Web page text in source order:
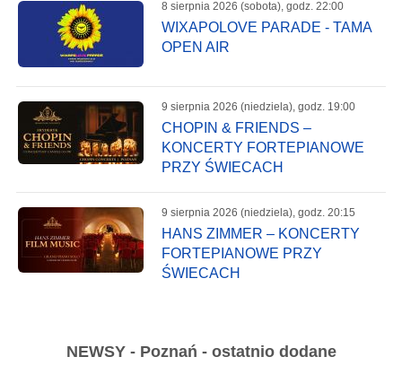
8 sierpnia 2026 (sobota), godz. 22:00
WIXAPOLOVE PARADE - TAMA
OPEN AIR
9 sierpnia 2026 (niedziela), godz. 19:00
CHOPIN & FRIENDS –
KONCERTY FORTEPIANOWE
PRZY ŚWIECACH
9 sierpnia 2026 (niedziela), godz. 20:15
HANS ZIMMER – KONCERTY
FORTEPIANOWE PRZY
ŚWIECACH
NEWSY - Poznań - ostatnio dodane